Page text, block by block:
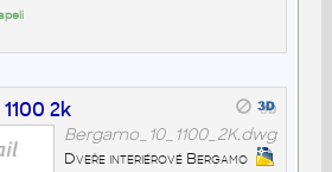
2k
Bergamo_10_1100_2K.dwg
Dveře interiérové Bergamo